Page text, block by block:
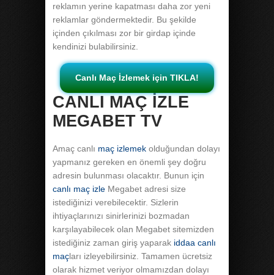
reklamın yerine kapatması daha zor yeni
reklamlar göndermektedir. Bu şekilde
içinden çıkılması zor bir girdap içinde
kendinizi bulabilirsiniz.
Canlı Maç İzlemek için TIKLA!
CANLI MAÇ İZLE
MEGABET TV
Amaç canlı maç izlemek olduğundan dolayı
yapmanız gereken en önemli şey doğru
adresin bulunması olacaktır. Bunun için
canlı maç izle Megabet adresi size
istediğinizi verebilecektir. Sizlerin
ihtiyaçlarınızı sinirlerinizi bozmadan
karşılayabilecek olan Megabet sitemizden
istediğiniz zaman giriş yaparak iddaa canlı
maçları izleyebilirsiniz. Tamamen ücretsiz
olarak hizmet veriyor olmamızdan dolayı